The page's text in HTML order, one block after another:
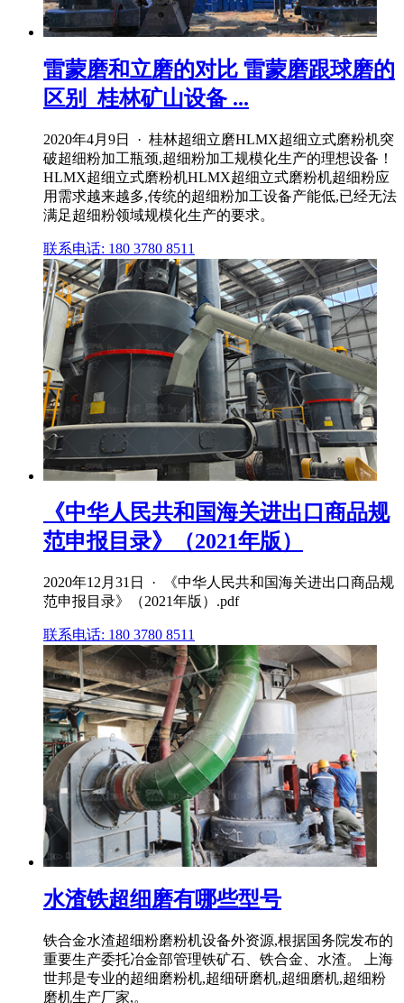
雷蒙磨和立磨的对比 雷蒙磨跟球磨的
区别_桂林矿山设备 ...
2020年4月9日 · 桂林超细立磨HLMX超细立式磨粉机突
破超细粉加工瓶颈,超细粉加工规模化生产的理想设备！
HLMX超细立式磨粉机HLMX超细立式磨粉机超细粉应
用需求越来越多,传统的超细粉加工设备产能低,已经无法
满足超细粉领域规模化生产的要求。
联系电话: 180 3780 8511
《中华人民共和国海关进出口商品规
范申报目录》（2021年版）
2020年12月31日 · 《中华人民共和国海关进出口商品规
范申报目录》（2021年版）.pdf
联系电话: 180 3780 8511
水渣铁超细磨有哪些型号
铁合金水渣超细粉磨粉机设备外资源,根据国务院发布的
重要生产委托冶金部管理铁矿石、铁合金、水渣。 上海
世邦是专业的超细磨粉机,超细研磨机,超细磨机,超细粉
磨机生产厂家,。